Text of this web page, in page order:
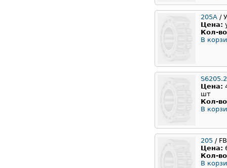
205А /
Цена:
Кол-
В
Цена:
шт
Кол-
В
205 /
Цена:
Кол-
В